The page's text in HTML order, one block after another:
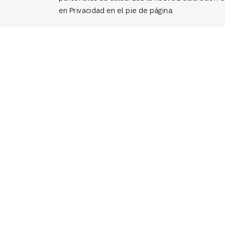
en Privacidad en el pie de página.